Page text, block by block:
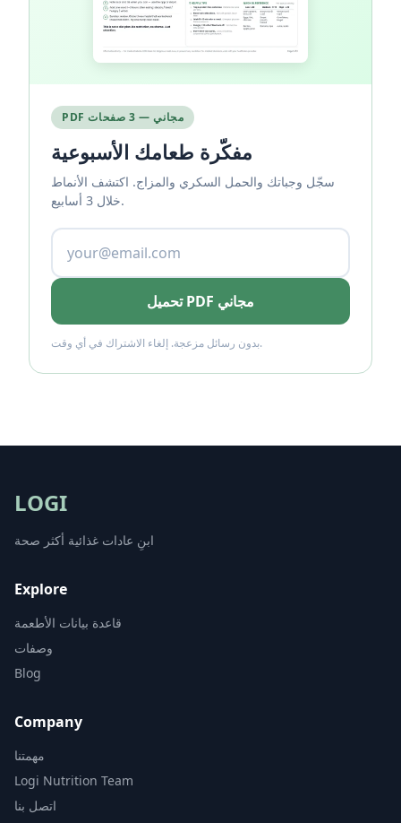
PDF مجاني — 3 صفحات
مفكّرة طعامك الأسبوعية
سجّل وجباتك والحمل السكري والمزاج. اكتشف الأنماط
خلال 3 أسابيع.
تحميل PDF مجاني
بدون رسائل مزعجة. إلغاء الاشتراك في أي وقت.
LOGI
ابنِ عادات غذائية أكثر صحة
Explore
قاعدة بيانات الأطعمة
وصفات
Blog
Company
مهمتنا
Logi Nutrition Team
اتصل بنا